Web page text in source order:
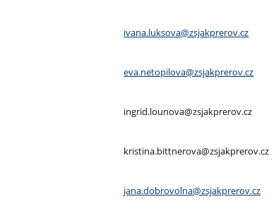
ivana.luksova@zsjakprerov.cz
eva.netopilova@zsjakprerov.cz
ingrid.lounova@zsjakprerov.cz
kristina.bittnerova@zsjakprerov.cz
jana.dobrovolna@zsjakprerov.cz